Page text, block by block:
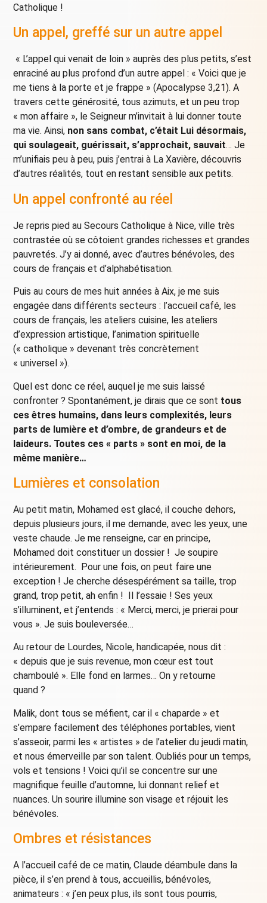
Catholique !
Un appel, greffé sur un autre appel
« L’appel qui venait de loin » auprès des plus petits, s’est
enraciné au plus profond d’un autre appel : « Voici que je
me tiens à la porte et je frappe » (Apocalypse 3,21). A
travers cette générosité, tous azimuts, et un peu trop
« mon affaire », le Seigneur m’invitait à lui donner toute
ma vie. Ainsi, non sans combat, c’était Lui désormais,
qui soulageait, guérissait, s’approchait, sauvait… Je
m’unifiais peu à peu, puis j’entrai à La Xavière, découvris
d’autres réalités, tout en restant sensible aux petits.
Un appel confronté au réel
Je repris pied au Secours Catholique à Nice, ville très
contrastée où se côtoient grandes richesses et grandes
pauvretés. J’y ai donné, avec d’autres bénévoles, des
cours de français et d’alphabétisation.
Puis au cours de mes huit années à Aix, je me suis
engagée dans différents secteurs : l’accueil café, les
cours de français, les ateliers cuisine, les ateliers
d’expression artistique, l’animation spirituelle
(« catholique » devenant très concrètement
« universel »).
Quel est donc ce réel, auquel je me suis laissé
confronter ? Spontanément, je dirais que ce sont tous
ces êtres humains, dans leurs complexités, leurs
parts de lumière et d’ombre, de grandeurs et de
laideurs. Toutes ces « parts » sont en moi, de la
même manière…
Lumières et consolation
Au petit matin, Mohamed est glacé, il couche dehors,
depuis plusieurs jours, il me demande, avec les yeux, une
veste chaude. Je me renseigne, car en principe,
Mohamed doit constituer un dossier ! Je soupire
intérieurement. Pour une fois, on peut faire une
exception ! Je cherche désespérément sa taille, trop
grand, trop petit, ah enfin ! Il l’essaie ! Ses yeux
s’illuminent, et j’entends : « Merci, merci, je prierai pour
vous ». Je suis bouleversée…
Au retour de Lourdes, Nicole, handicapée, nous dit :
« depuis que je suis revenue, mon cœur est tout
chamboulé ». Elle fond en larmes… On y retourne
quand ?
Malik, dont tous se méfient, car il « chaparde » et
s’empare facilement des téléphones portables, vient
s’asseoir, parmi les « artistes » de l’atelier du jeudi matin,
et nous émerveille par son talent. Oubliés pour un temps,
vols et tensions ! Voici qu’il se concentre sur une
magnifique feuille d’automne, lui donnant relief et
nuances. Un sourire illumine son visage et réjouit les
bénévoles.
Ombres et résistances
A l’accueil café de ce matin, Claude déambule dans la
pièce, il s’en prend à tous, accueillis, bénévoles,
animateurs : « j’en peux plus, ils sont tous pourris,